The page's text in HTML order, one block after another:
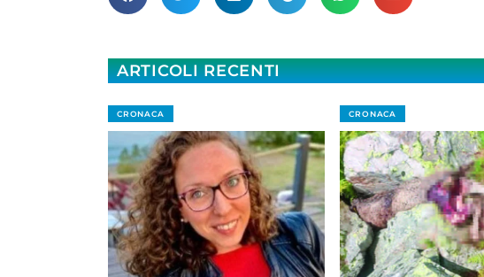
ARTICOLI RECENTI
CRONACA CRONACA